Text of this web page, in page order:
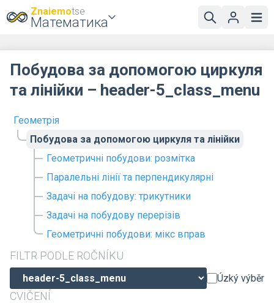
Znaiemotse
Математика
Геометрія
Побудова за допомогою циркуля та лінійки
Геометричні побудови: розмітка
Паралельні лінії та перпендикулярні
Задачі на побудову: трикутники
Задачі на побудову перерізів
Геометричні побудови: мікс вправ
FILTR PODLE ROČNÍKU
Úzký výběr
CVIČENÍ
Побудова за допомогою циркуля
та лінійки – header-5_class_menu